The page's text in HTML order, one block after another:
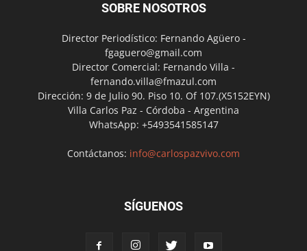
SOBRE NOSOTROS
Director Periodístico: Fernando Agüero -
fgaguero@gmail.com
Director Comercial: Fernando Villa -
fernando.villa@fmazul.com
Dirección: 9 de Julio 90. Piso 10. Of 107.(X5152EYN)
Villa Carlos Paz - Córdoba - Argentina
WhatsApp: +5493541585147
Contáctanos: info@carlospazvivo.com
SÍGUENOS